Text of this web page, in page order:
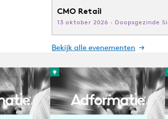
CMO Retail
13 oktober 2026 · Doopsgezinde
Bekijk alle evenementen